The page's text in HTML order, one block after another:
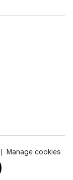
Manage cookies